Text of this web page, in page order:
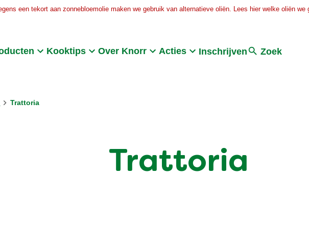
een tekort aan zonnebloemolie maken we gebruik van alternatieve oliën. Lees hier welke oliën
Kooktips Over Knorr Acties Inschrijven Zoek
Trattoria
Trattoria